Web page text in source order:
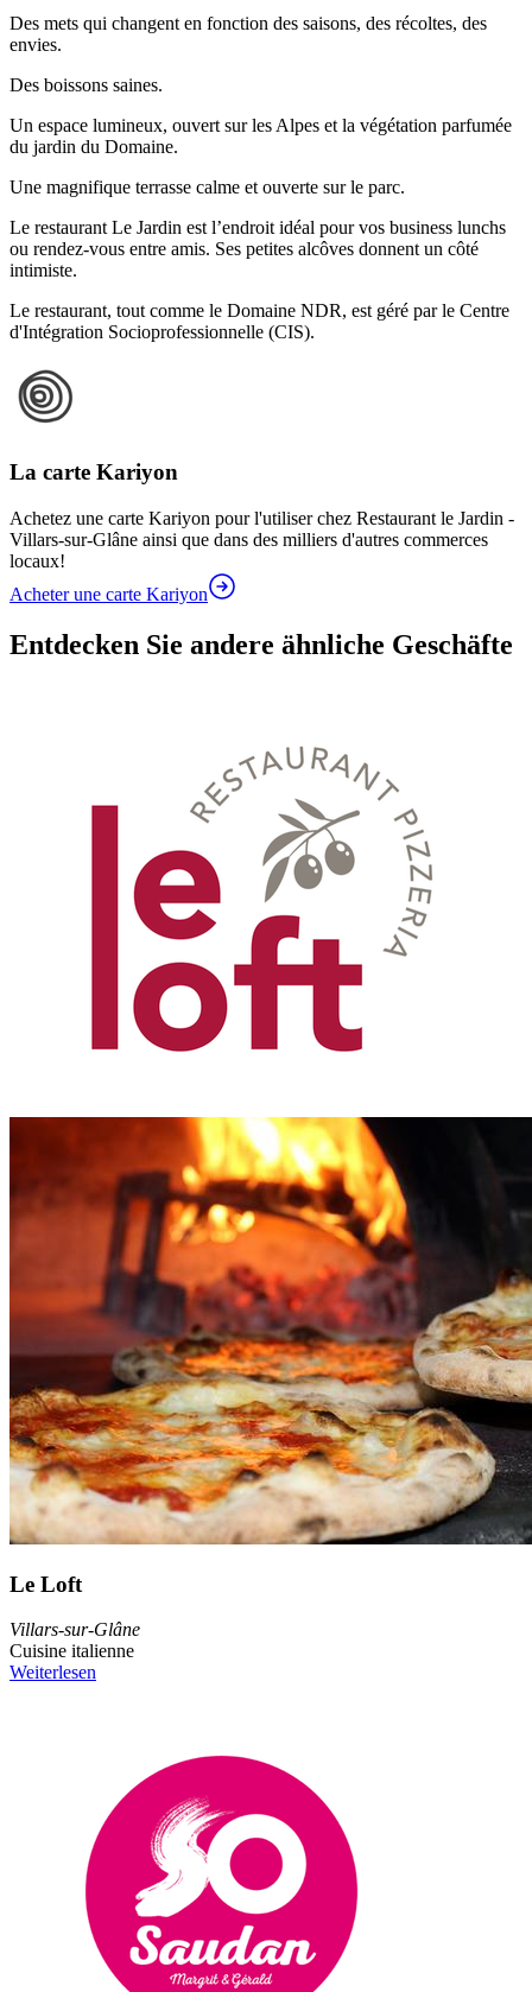
Des mets qui changent en fonction des saisons, des récoltes, des
envies.
Des boissons saines.
Un espace lumineux, ouvert sur les Alpes et la végétation parfumée
du jardin du Domaine.
Une magnifique terrasse calme et ouverte sur le parc.
Le restaurant Le Jardin est l’endroit idéal pour vos business lunchs
ou rendez-vous entre amis. Ses petites alcôves donnent un côté
intimiste.
Le restaurant, tout comme le Domaine NDR, est géré par le Centre
d'Intégration Socioprofessionnelle (CIS).
La carte Kariyon
Achetez une carte Kariyon pour l'utiliser chez Restaurant le Jardin -
Villars-sur-Glâne ainsi que dans des milliers d'autres commerces
locaux!
Acheter une carte Kariyon
Entdecken Sie andere ähnliche Geschäfte
Le Loft
Villars-sur-Glâne
Cuisine italienne
Weiterlesen